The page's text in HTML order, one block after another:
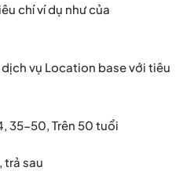
chí ví dụ như của
vụ Location base với tiêu
35-50, Trên 50 tuổi
trả sau